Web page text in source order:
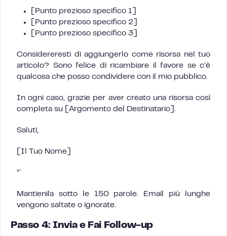
[Punto prezioso specifico 1]
[Punto prezioso specifico 2]
[Punto prezioso specifico 3]
Considereresti di aggiungerlo come risorsa nel tuo
articolo? Sono felice di ricambiare il favore se c’è
qualcosa che posso condividere con il mio pubblico.
In ogni caso, grazie per aver creato una risorsa così
completa su [Argomento del Destinatario].
Saluti,
[Il Tuo Nome]
“`
Mantienila sotto le 150 parole. Email più lunghe
vengono saltate o ignorate.
Passo 4: Invia e Fai Follow-up